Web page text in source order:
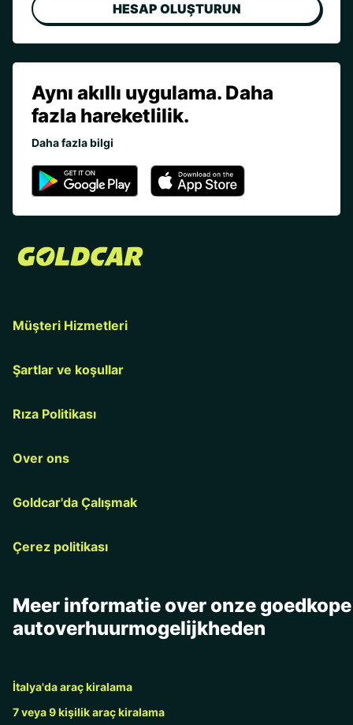
HESAP OLUŞTURUN
Aynı akıllı uygulama. Daha
fazla hareketlilik.
Daha fazla bilgi
Müşteri Hizmetleri
Şartlar ve koşullar
Rıza Politikası
Over ons
Goldcar'da Çalışmak
Çerez politikası
Meer informatie over onze goedkope
autoverhuurmogelijkheden
İtalya'da araç kiralama
7 veya 9 kişilik araç kiralama